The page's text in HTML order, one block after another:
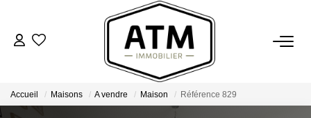
ACHETER
BIENS VENDUS
Accueil Maisons A vendre Maison Référence 829